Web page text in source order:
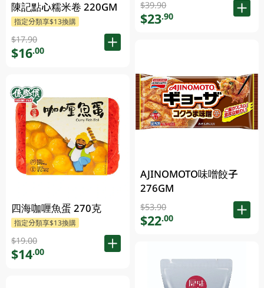
陳記點心糯米卷 220GM
指定分類享$13換購
$17.90
$16.00
四海咖喱魚蛋 270克
指定分類享$13換購
$19.00
$14.00
$39.90
$23.90
AJINOMOTO味噌餃子
276GM
$53.90
$22.00